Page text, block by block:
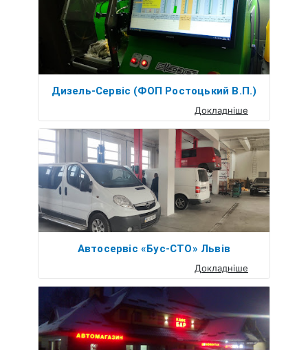
Дизель-Сервіс (ФОП Ростоцький В.П.)
Докладніше
Автосервіс «Бус-СТО» Львів
Докладніше